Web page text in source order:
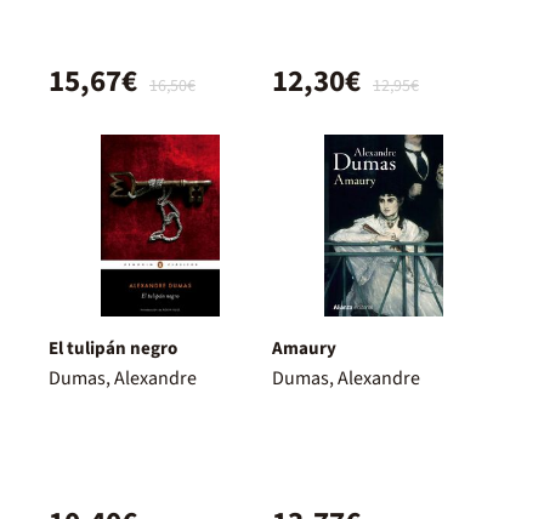
16,50€
15,67€ 12,95€
12,30€
El tulipán negro
Dumas, Alexandre
Amaury
Dumas, Alexandre